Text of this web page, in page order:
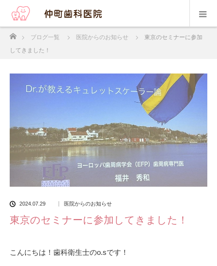
ブログ一覧 医院からのお知らせ
東京のセミナーに参加
してきました！
2024.07.29 医院からのお知らせ
東京のセミナーに参加してきました！
こんにちは！歯科衛生士のo.sです！